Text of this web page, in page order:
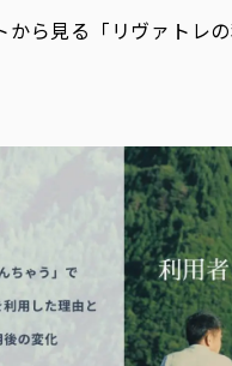
から見る「リヴァトレ